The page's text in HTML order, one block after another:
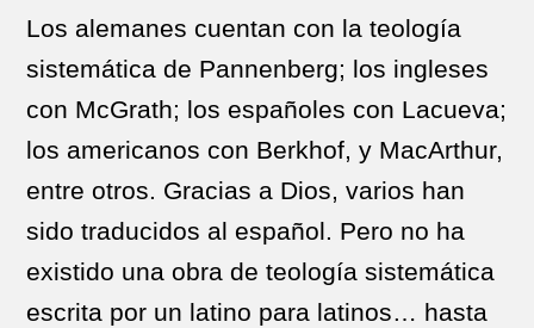
Los alemanes cuentan con la teología
sistemática de Pannenberg; los ingleses
con McGrath; los españoles con Lacueva;
los americanos con Berkhof, y MacArthur,
entre otros. Gracias a Dios, varios han
sido traducidos al español. Pero no ha
existido una obra de teología sistemática
escrita por un latino para latinos… hasta